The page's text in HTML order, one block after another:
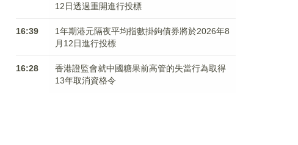
12日透過重開進行投標
16:39
1年期港元隔夜平均指數掛鉤債券將於2026年8
月12日進行投標
16:28
香港證監會就中國糖果前高管的失當行為取得
13年取消資格令